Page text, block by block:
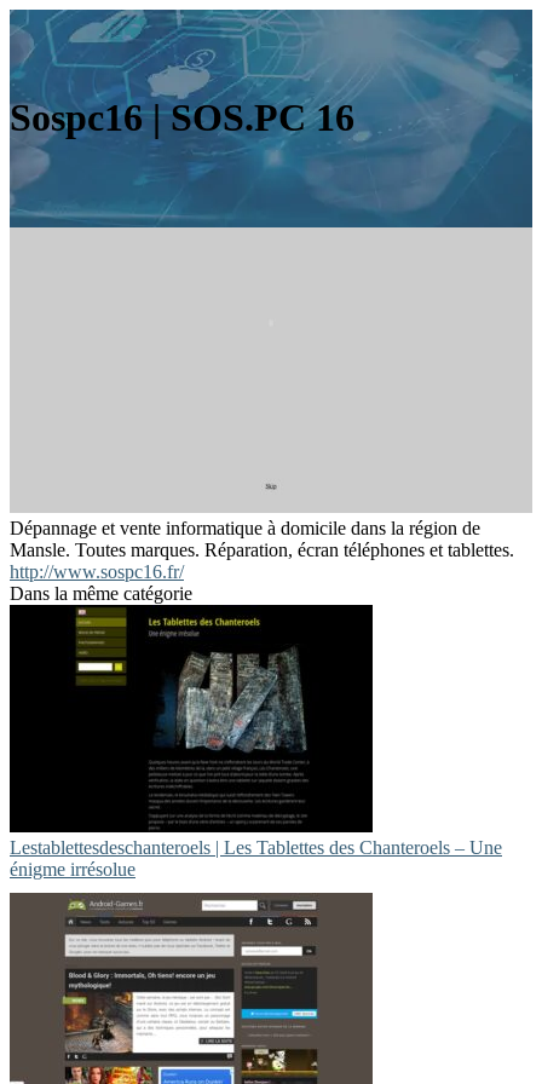
Sospc16 | SOS.PC 16
Dépannage et vente informatique à domicile dans la région de
Mansle. Toutes marques. Réparation, écran téléphones et tablettes.
http://www.sospc16.fr/
Dans la même catégorie
Lestablettesdeschan­te­roels | Les Tablettes des Chanteroels – Une
énigme irrésolue